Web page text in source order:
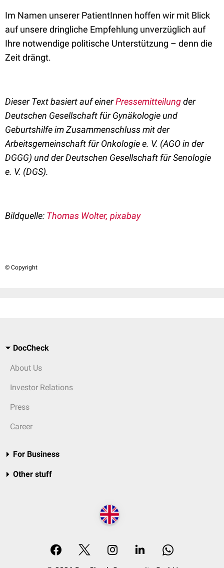
Im Namen unserer PatientInnen hoffen wir mit Blick
auf unsere dringliche Empfehlung unverzüglich auf
Ihre notwendige politische Unterstützung – denn die
Zeit drängt.
Dieser Text basiert auf einerPressemitteilungder
Deutschen Gesellschaft für Gynäkologie und
Geburtshilfe im Zusammenschluss mit der
Arbeitsgemeinschaft für Onkologie e. V. (AGO in der
DGGG) und der Deutschen Gesellschaft für Senologie
e. V. (DGS).
Bildquelle: Thomas Wolter, pixabay
© Copyright
DocCheck
About Us
Investor Relations
Press
Career
For Business
Other stuff